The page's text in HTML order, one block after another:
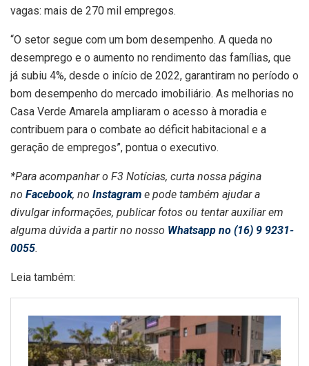
vagas: mais de 270 mil empregos.
“O setor segue com um bom desempenho. A queda no
desemprego e o aumento no rendimento das famílias, que
já subiu 4%, desde o início de 2022, garantiram no período o
bom desempenho do mercado imobiliário. As melhorias no
Casa Verde Amarela ampliaram o acesso à moradia e
contribuem para o combate ao déficit habitacional e a
geração de empregos”, pontua o executivo.
*Para acompanhar o F3 Notícias, curta nossa página
no Facebook, no Instagram e pode também ajudar a
divulgar informações, publicar fotos ou tentar auxiliar em
alguma dúvida a partir no nosso Whatsapp no (16) 9 9231-
0055.
Leia também: